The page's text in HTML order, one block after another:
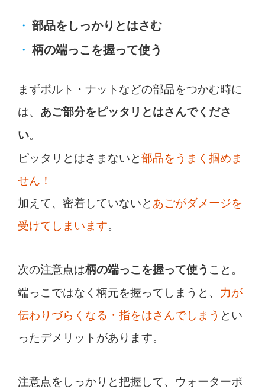
部品をしっかりとはさむ
柄の端っこを握って使う
まずボルト・ナットなどの部品をつかむ時に
は、 あご部分をピッタリとはさんでくださ
い。
ピッタリとはさまないと部品をうまく掴めま
せん！
加えて、密着していないとあごがダメージを
受けてしまいます。
次の注意点は柄の端っこを握って使う こと。
端っこではなく柄元を握ってしまうと、 力が
伝わりづらくなる・指をはさんでしまう とい
ったデメリットがあります。
注意点をしっかりと把握して、ウォーターポ